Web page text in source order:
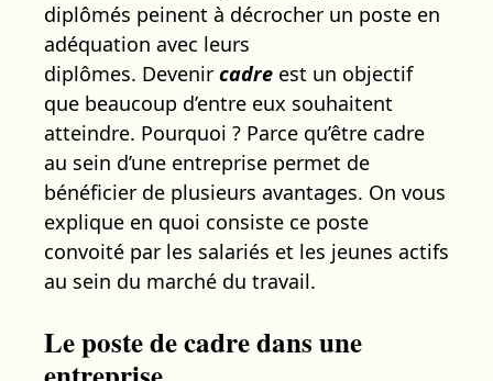
diplômés peinent à décrocher un poste en
adéquation avec leurs
diplômes. Devenir cadre est un objectif
que beaucoup d’entre eux souhaitent
atteindre. Pourquoi ? Parce qu’être cadre
au sein d’une entreprise permet de
bénéficier de plusieurs avantages. On vous
explique en quoi consiste ce poste
convoité par les salariés et les jeunes actifs
au sein du marché du travail.
Le poste de cadre dans une